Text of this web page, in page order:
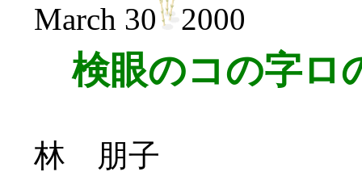
March 30 2000
検眼のコの字ロ
林 朋子